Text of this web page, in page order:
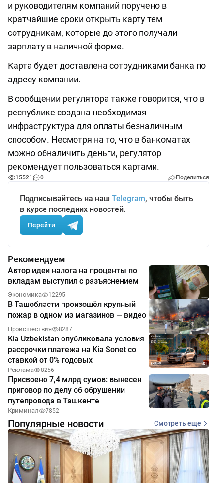
и руководителям компаний поручено в
кратчайшие сроки открыть карту тем
сотрудникам, которые до этого получали
зарплату в наличной форме.
Карта будет доставлена сотрудниками банка по
адресу компании.
В сообщении регулятора также говорится, что в
республике создана необходимая
инфраструктура для оплаты безналичным
способом. Несмотря на то, что в банкоматах
можно обналичить деньги, регулятор
рекомендует пользоваться картами.
15521 0 Поделиться
Подписывайтесь на наш Telegram, чтобы быть
в курсе последних новостей.
Перейти
Рекомендуем
Автор идеи налога на проценты по
вкладам выступил с разъяснением
Экономика 12295
В Ташобласти произошёл крупный
пожар в одном из магазинов — видео
Происшествия 8287
Kia Uzbekistan опубликовала условия
рассрочки платежа на Kia Sonet со
ставкой от 0% годовых
Реклама 8256
Присвоено 7,4 млрд сумов: вынесен
приговор по делу об обрушении
путепровода в Ташкенте
Криминал 7852
Популярные новости Смотреть еще